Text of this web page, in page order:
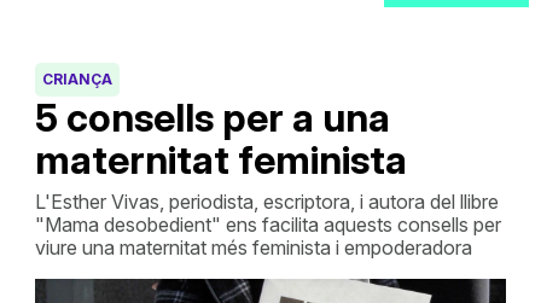
5 consells per a una
maternitat feminista
CRIANÇA
L'Esther Vivas, periodista, escriptora, i autora del llibre
"Mama desobedient" ens facilita aquests consells per
viure una maternitat més feminista i empoderadora